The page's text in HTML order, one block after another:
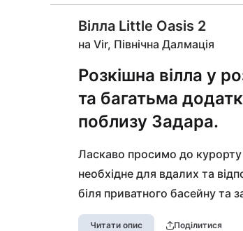
Вілла Little Oasis 2
на Vir, Північна Далмація
Розкішна вілла у
та багатьма
поблизу Задара.
Ласкаво просимо до
необхідне для вдалих та
біля приватного басейну та
курорті також є спа-зона з
Читати опис Поділитися